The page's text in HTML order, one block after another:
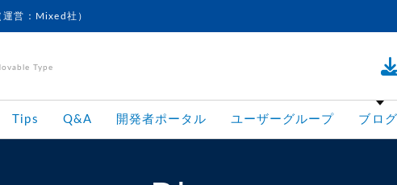
営：Mixed社）
Type
Tips Q&A 開発者ポータル ユーザーグループ ブログ